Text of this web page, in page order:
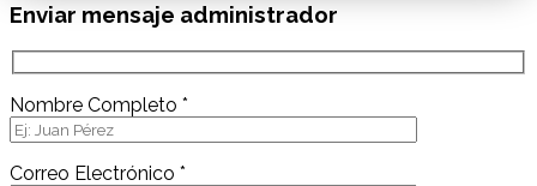
Enviar mensaje administrador
Nombre Completo *
Correo Electrónico *